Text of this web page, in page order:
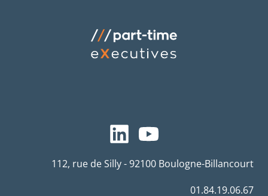
112, rue de Silly - 92100 Boulogne-Billancourt
01.84.19.06.67